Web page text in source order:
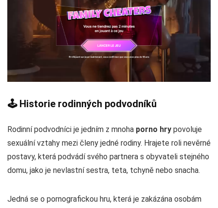
🕹️ Historie rodinných podvodníků
Rodinní podvodníci je jedním z mnoha porno hry povoluje
sexuální vztahy mezi členy jedné rodiny. Hrajete roli nevěrné
postavy, která podvádí svého partnera s obyvateli stejného
domu, jako je nevlastní sestra, teta, tchyně nebo snacha.
Jedná se o pornografickou hru, která je zakázána osobám